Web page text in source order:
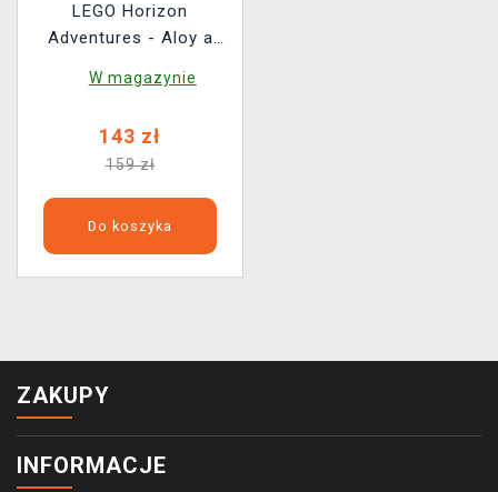
LEGO Horizon
Adventures - Aloy a
Sawtooth
W magazynie
143 zł
159 zł
Do koszyka
ZAKUPY
INFORMACJE